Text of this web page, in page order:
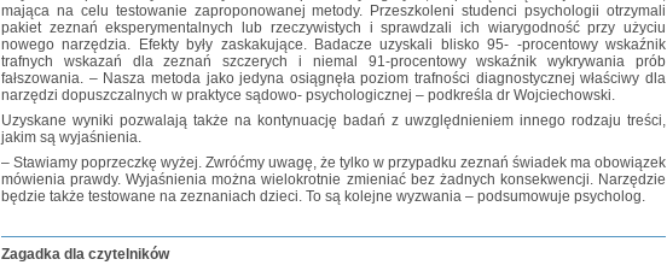
mająca na celu testowanie zaproponowanej metody. Przeszkoleni studenci psychologii otrzymali
pakiet zeznań eksperymentalnych lub rzeczywistych i sprawdzali ich wiarygodność przy użyciu
nowego narzędzia. Efekty były zaskakujące. Badacze uzyskali blisko 95- -procentowy wskaźnik
trafnych wskazań dla zeznań szczerych i niemal 91-procentowy wskaźnik wykrywania prób
fałszowania. – Nasza metoda jako jedyna osiągnęła poziom trafności diagnostycznej właściwy dla
narzędzi dopuszczalnych w praktyce sądowo- psychologicznej – podkreśla dr Wojciechowski.
Uzyskane wyniki pozwalają także na kontynuację badań z uwzględnieniem innego rodzaju treści,
jakim są wyjaśnienia.
– Stawiamy poprzeczkę wyżej. Zwróćmy uwagę, że tylko w przypadku zeznań świadek ma obowiązek
mówienia prawdy. Wyjaśnienia można wielokrotnie zmieniać bez żadnych konsekwencji. Narzędzie
będzie także testowane na zeznaniach dzieci. To są kolejne wyzwania – podsumowuje psycholog.
Zagadka dla czytelników